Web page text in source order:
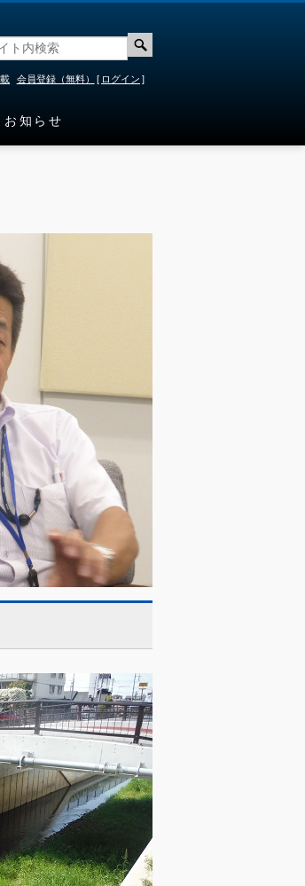
会員登録（無料） [ ログイン ]
工
お知らせ